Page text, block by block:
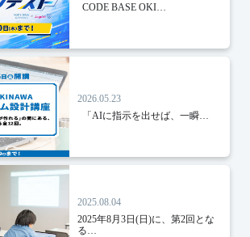
CODE BASE OKI…
2026.05.23
「AIに指示を出せば、一瞬…
2025.08.04
2025年8月3日(日)に、第2回とな
る…